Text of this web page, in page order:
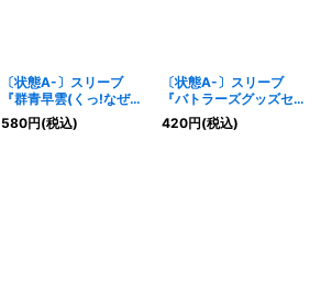
〔状態A-〕スリーブ
『群青早雲(くっ!なぜ
た!?)』50枚【-】{-}
《サプライ》
580円(税込)
〔状態A-〕スリーブ
『バトラーズグッズセッ
トバトルスピリッツブレ
イヴ付属(ライバル達)』
420円(税込)